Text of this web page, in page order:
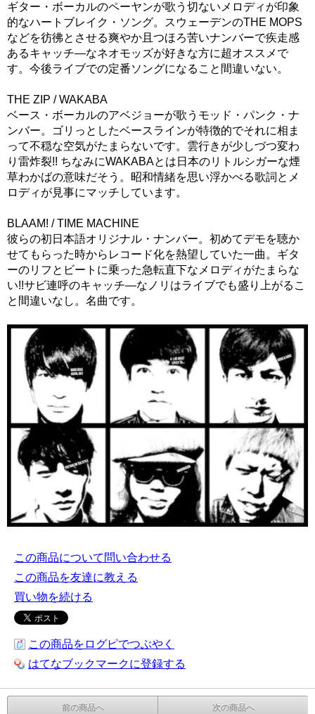
ギター・ボーカルのペーヤンが歌う切ないメロディが印象
的なハートブレイク・ソング。スウェーデンのTHE MOPS
などを彷彿とさせる爽やか且つほろ苦いナンバーで疾走感
あるキャッチ―なネオモッズが好きな方に超オススメで
す。今後ライブでの定番ソングになること間違いない。
THE ZIP / WAKABA
ベース・ボーカルのアベジョーが歌うモッド・パンク・ナ
ンバー。ゴリっとしたベースラインが特徴的でそれに相ま
って不穏な空気がたまらないです。雲行きが少しづつ変わ
り雷炸裂!! ちなみにWAKABAとは日本のリトルシガーな煙
草わかばの意味だそう。昭和情緒を思い浮かべる歌詞とメ
ロディが見事にマッチしています。
BLAAM! / TIME MACHINE
彼らの初日本語オリジナル・ナンバー。初めてデモを聴か
せてもらった時からレコード化を熱望していた一曲。ギタ
ーのリフとビートに乗った急転直下なメロディがたまらな
い!!サビ連呼のキャッチ―なノリはライブでも盛り上がるこ
と間違いなし。名曲です。
この商品について問い合わせる
この商品を友達に教える
買い物を続ける
この商品をログピでつぶやく
はてなブックマークに登録する
前の商品へ 次の商品へ